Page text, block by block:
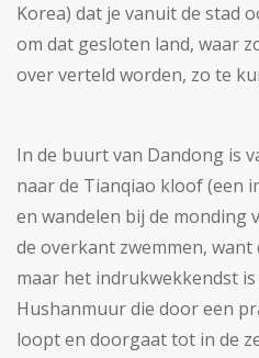
Korea) dat je vanuit de stad
om dat gesloten land, waar
over verteld worden, zo te
In de buurt van Dandong is
naar de Tianqiao kloof (een
en wandelen bij de monding
de overkant zwemmen,
maar het indrukwekkendst
Hushanmuur die door een
loopt en doorgaat tot in de